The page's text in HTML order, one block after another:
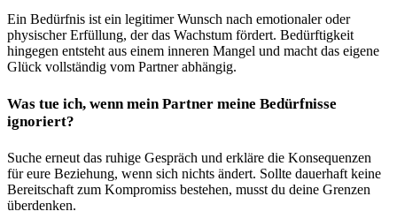
Ein Bedürfnis ist ein legitimer Wunsch nach emotionaler oder
physischer Erfüllung, der das Wachstum fördert. Bedürftigkeit
hingegen entsteht aus einem inneren Mangel und macht das eigene
Glück vollständig vom Partner abhängig.
Was tue ich, wenn mein Partner meine Bedürfnisse
ignoriert?
Suche erneut das ruhige Gespräch und erkläre die Konsequenzen
für eure Beziehung, wenn sich nichts ändert. Sollte dauerhaft keine
Bereitschaft zum Kompromiss bestehen, musst du deine Grenzen
überdenken.